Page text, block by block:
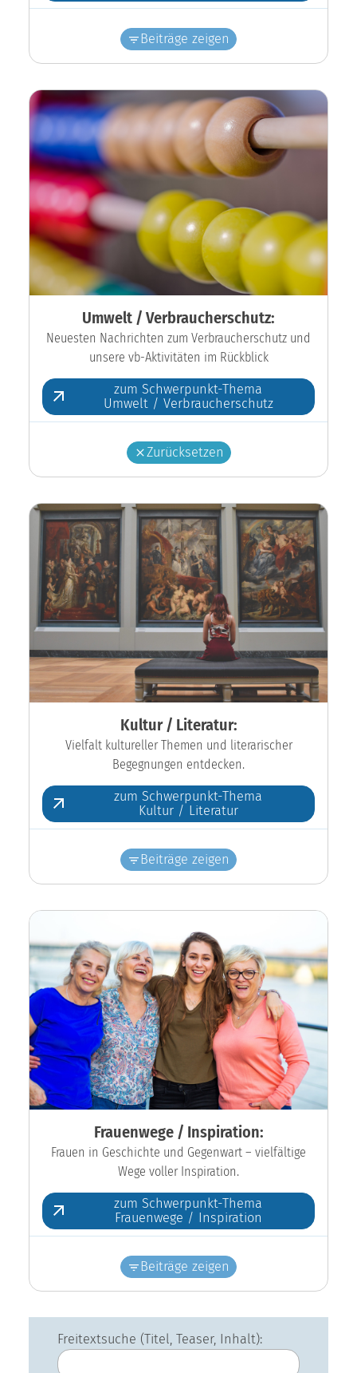
Beiträge zeigen
Umwelt / Verbraucherschutz:
Neuesten Nachrichten zum Verbraucherschutz und
unsere vb-Aktivitäten im Rückblick
zum Schwerpunkt-Thema
Umwelt / Verbraucherschutz
Zurücksetzen
Kultur / Literatur:
Vielfalt kultureller Themen und literarischer
Begegnungen entdecken.
zum Schwerpunkt-Thema
Kultur / Literatur
Beiträge zeigen
Frauenwege / Inspiration:
Frauen in Geschichte und Gegenwart – vielfältige
Wege voller Inspiration.
zum Schwerpunkt-Thema
Frauenwege / Inspiration
Beiträge zeigen
Freitextsuche (Titel, Teaser, Inhalt):